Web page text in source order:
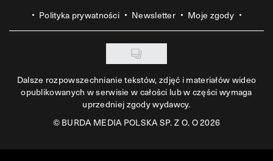
Polityka prywatności
Newsletter Moje zgody
Dalsze rozpowszechnianie tekstów, zdjęć i materiałów wideo
opublikowanych w serwisie w całości lub w części wymaga
uprzedniej zgody wydawcy.
©BURDA MEDIA POLSKA SP. Z O. O 2026